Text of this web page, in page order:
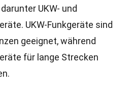
UKW- und
UKW-Funkgeräte sind
geeignet, während
für lange Strecken